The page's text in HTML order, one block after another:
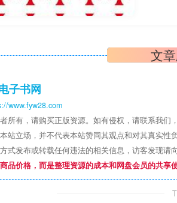
文
子书网
www.fyw28.com
所有，请购买正版资源。如有侵权，请联系我们
站立场，并不代表本站赞同其观点和对其真实性负
式发布或转载任何违法的相关信息，访客发现请
品价格，而是整理资源的成本和网盘会员的共享使